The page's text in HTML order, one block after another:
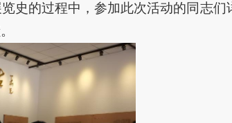
史的过程中，参加此次活动的同志们